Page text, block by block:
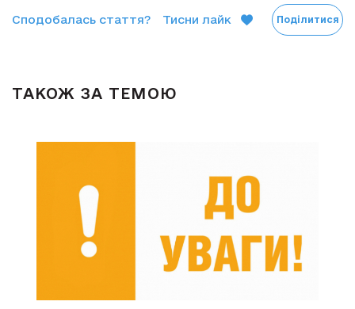
Сподобалась стаття? Тисни лайк Поділитися
ТАКОЖ ЗА ТЕМОЮ